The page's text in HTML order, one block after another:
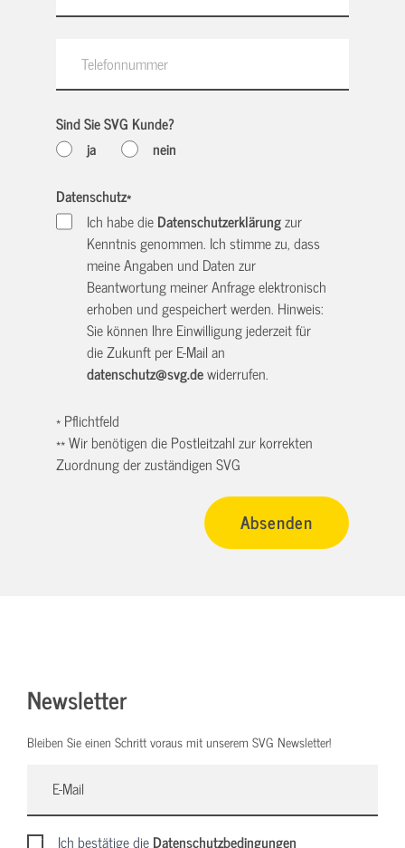
Sind Sie SVG Kunde?
ja
nein
Datenschutz*
Ich habe dieDatenschutzerklärungzur
Kenntnis genommen. Ich stimme zu, dass
meine Angaben und Daten zur
Beantwortung meiner Anfrage elektronisch
erhoben und gespeichert werden. Hinweis:
Sie können Ihre Einwilligung jederzeit für
die Zukunft per E-Mail an
datenschutz@svg.dewiderrufen.
* Pflichtfeld
** Wir benötigen die Postleitzahl zur korrekten
Zuordnung der zuständigen SVG
Newsletter
Bleiben Sie einen Schritt voraus mit unserem SVG Newsletter!
Ich bestätige dieDatenschutzbedingungen